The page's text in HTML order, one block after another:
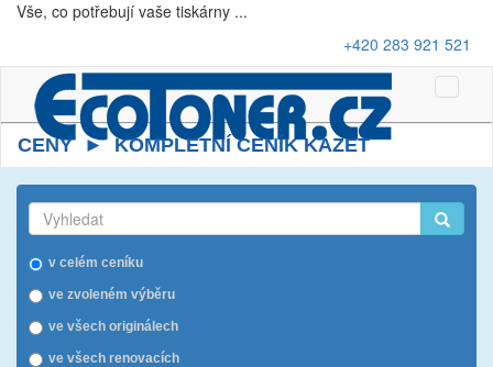
Vše, co potřebují vaše tiskárny ...
+420 283 921 521
Toggle
CENY ► KOMPLETNÍ CENÍK KAZET
v celém ceníku
ve zvoleném výběru
ve všech originálech
ve všech renovacích